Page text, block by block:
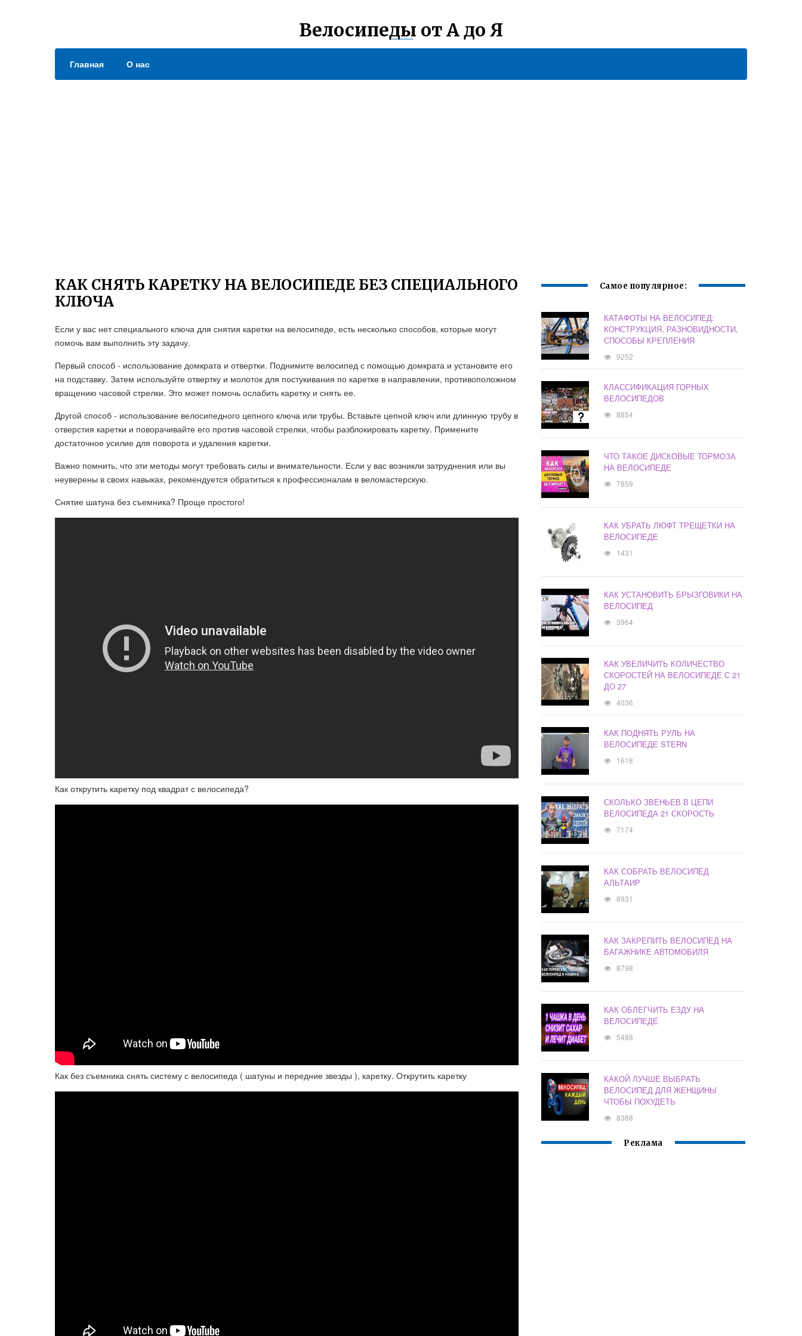
Велосипеды от А до Я
Главная О нас
КАК СНЯТЬ КАРЕТКУ НА ВЕЛОСИПЕДЕ БЕЗ СПЕЦИАЛЬНОГО
КЛЮЧА
Если у вас нет специального ключа для снятия каретки на велосипеде, есть несколько способов, которые могут
помочь вам выполнить эту задачу.
Первый способ - использование домкрата и отвертки. Поднимите велосипед с помощью домкрата и установите его
на подставку. Затем используйте отвертку и молоток для постукивания по каретке в направлении, противоположном
вращению часовой стрелки. Это может помочь ослабить каретку и снять ее.
Другой способ - использование велосипедного цепного ключа или трубы. Вставьте цепной ключ или длинную трубу в
отверстия каретки и поворачивайте его против часовой стрелки, чтобы разблокировать каретку. Примените
достаточное усилие для поворота и удаления каретки.
Важно помнить, что эти методы могут требовать силы и внимательности. Если у вас возникли затруднения или вы
неуверены в своих навыках, рекомендуется обратиться к профессионалам в веломастерскую.
Снятие шатуна без съемника? Проще простого!
Как открутить каретку под квадрат с велосипеда?
Как без съемника снять систему с велосипеда ( шатуны и передние звезды ), каретку. Открутить каретку
Самое популярное:
КАТАФОТЫ НА ВЕЛОСИПЕД:
КОНСТРУКЦИЯ, РАЗНОВИДНОСТИ,
СПОСОБЫ КРЕПЛЕНИЯ
9252
КЛАССИФИКАЦИЯ ГОРНЫХ
ВЕЛОСИПЕДОВ
8854
ЧТО ТАКОЕ ДИСКОВЫЕ ТОРМОЗА
НА ВЕЛОСИПЕДЕ
7859
КАК УБРАТЬ ЛЮФТ ТРЕЩЕТКИ НА
ВЕЛОСИПЕДЕ
1431
КАК УСТАНОВИТЬ БРЫЗГОВИКИ НА
ВЕЛОСИПЕД
3964
КАК УВЕЛИЧИТЬ КОЛИЧЕСТВО
СКОРОСТЕЙ НА ВЕЛОСИПЕДЕ С 21
ДО 27
4036
КАК ПОДНЯТЬ РУЛЬ НА
ВЕЛОСИПЕДЕ STERN
1618
СКОЛЬКО ЗВЕНЬЕВ В ЦЕПИ
ВЕЛОСИПЕДА 21 СКОРОСТЬ
7174
КАК СОБРАТЬ ВЕЛОСИПЕД
АЛЬТАИР
8931
КАК ЗАКРЕПИТЬ ВЕЛОСИПЕД НА
БАГАЖНИКЕ АВТОМОБИЛЯ
8798
КАК ОБЛЕГЧИТЬ ЕЗДУ НА
ВЕЛОСИПЕДЕ
5488
КАКОЙ ЛУЧШЕ ВЫБРАТЬ
ВЕЛОСИПЕД ДЛЯ ЖЕНЩИНЫ
ЧТОБЫ ПОХУДЕТЬ
8388
Реклама